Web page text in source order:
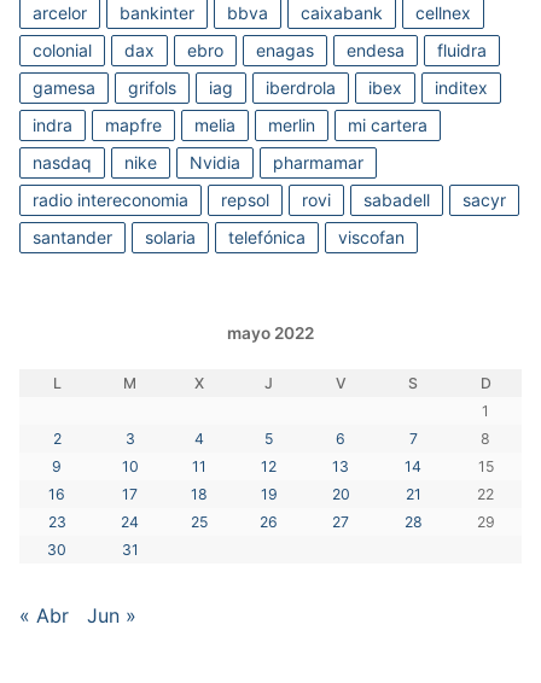
arcelor
bankinter bbva caixabank
cellnex
colonial
dax ebro enagas endesa
fluidra
gamesa
grifols iag iberdrola ibex
inditex
indra
mapfre melia merlin
mi cartera
nasdaq
nike Nvidia
pharmamar
radio intereconomia
repsol rovi sabadell
sacyr
santander
solaria telefónica viscofan
mayo 2022
L M X J V S
D
1
2
3 4 5 6 7
8
9
10 11 12 13 14
15
16
17 18 19 20 21
22
23
24 25 26 27 28
29
30
31
« Abr Jun »